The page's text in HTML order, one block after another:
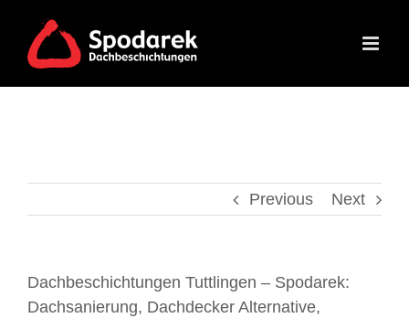
content
Previous Next
Dachbeschichtungen Tuttlingen – Spodarek:
Dachsanierung, Dachdecker Alternative,